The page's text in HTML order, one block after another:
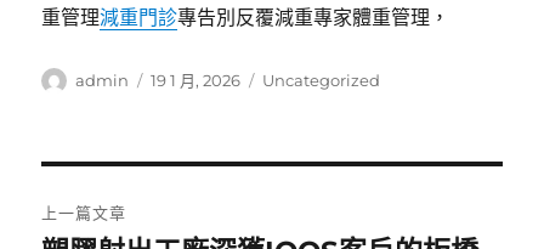
重管理減重門診專告別反覆減重專家體重管理，
作
admin
發
19 1 月, 2026
分
Uncategorized
章
上一篇文章